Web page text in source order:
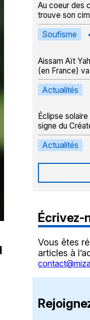
Au coeur des
trouve son
Soufisme
Aissam Aït
(en France)
Actualités
Éclipse
signe du
Actualités
Écrivez-
Vous êtes
articles à